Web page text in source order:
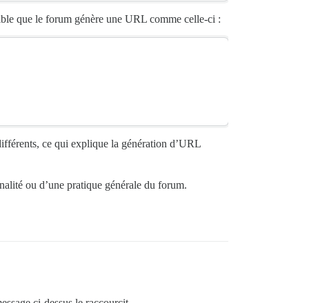
que le forum génère une URL comme celle-ci :
ce qui explique la génération d’URL
ou d’une pratique générale du forum.